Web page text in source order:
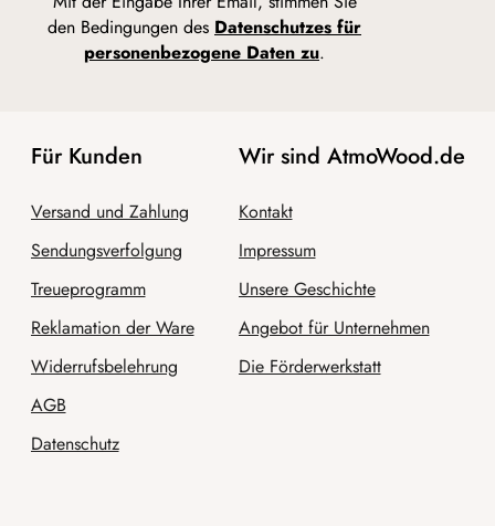
den Bedingungen des Datenschutzes für
personenbezogene Daten zu.
Für Kunden
Versand und Zahlung
Sendungsverfolgung
Treueprogramm
Reklamation der Ware
Widerrufsbelehrung
AGB
Datenschutz
Wir sind AtmoWood.de
Kontakt
Impressum
Unsere Geschichte
Angebot für Unternehmen
Die Förderwerkstatt